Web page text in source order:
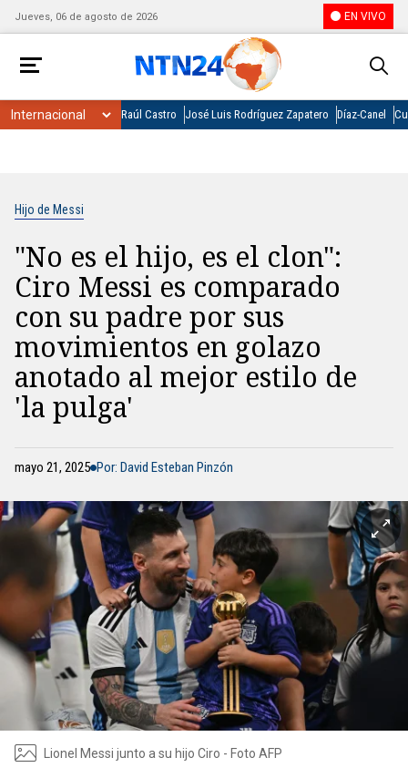
Jueves, 06 de agosto de 2026 EN VIVO
Raúl Castro José Luis Rodríguez Zapatero Díaz-Canel
Hijo de Messi
"No es el hijo, es el clon":
Ciro Messi es comparado
con su padre por sus
movimientos en golazo
anotado al mejor estilo de
'la pulga'
mayo 21, 2025 Por: David Esteban Pinzón
Lionel Messi junto a su hijo Ciro - Foto AFP